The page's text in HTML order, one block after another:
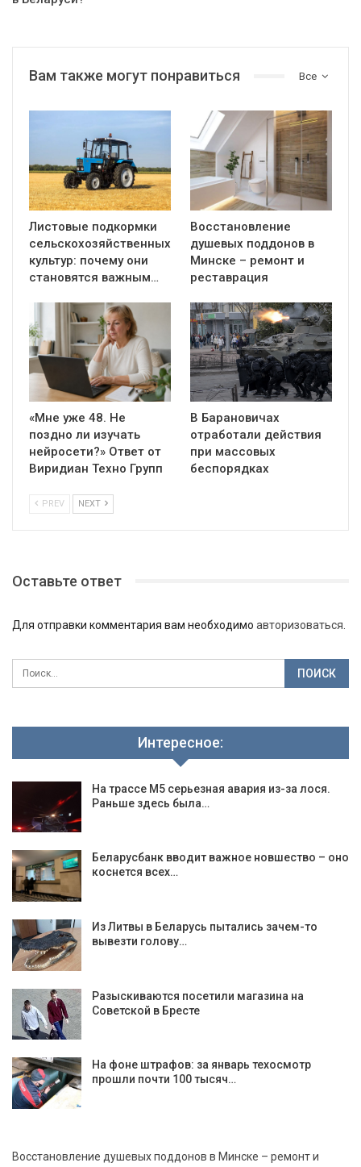
Все
Вам также могут понравиться
Листовые подкормки
сельскохозяйственных
культур: почему они
становятся важным…
Восстановление
душевых поддонов в
Минске – ремонт и
реставрация
«Мне уже 48. Не
поздно ли изучать
нейросети?» Ответ от
Виридиан Техно Групп
В Барановичах
отработали действия
при массовых
беспорядках
PREV NEXT
Оставьте ответ
Для отправки комментария вам необходимо авторизоваться
Интересное:
На трассе М5 серьезная авария из-за лося.
Раньше здесь была…
Беларусбанк вводит важное новшество – оно
коснется всех…
Из Литвы в Беларусь пытались зачем-то
вывезти голову…
Разыскиваются посетили магазина на
Советской в Бресте
На фоне штрафов: за январь техосмотр
прошли почти 100 тысяч…
Восстановление душевых поддонов в Минске – ремонт и